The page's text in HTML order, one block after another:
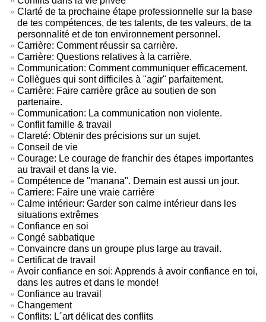
Clarté de ta prochaine étape professionnelle sur la base
de tes compétences, de tes talents, de tes valeurs, de ta
personnalité et de ton environnement personnel.
Carrière: Comment réussir sa carrière.
Carrière: Questions relatives à la carrière.
Communication: Comment communiquer efficacement.
Collègues qui sont difficiles à "agir" parfaitement.
Carrière: Faire carrière grâce au soutien de son
partenaire.
Communication: La communication non violente.
Conflit famille & travail
Clareté: Obtenir des précisions sur un sujet.
Conseil de vie
Courage: Le courage de franchir des étapes importantes
au travail et dans la vie.
Compétence de "manana". Demain est aussi un jour.
Carriere: Faire une vraie carrière
Calme intérieur: Garder son calme intérieur dans les
situations extrêmes
Confiance en soi
Congé sabbatique
Convaincre dans un groupe plus large au travail.
Certificat de travail
Avoir confiance en soi: Apprends à avoir confiance en toi,
dans les autres et dans le monde!
Confiance au travail
Changement
Conflits: L´art délicat des conflits